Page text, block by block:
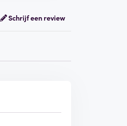
Schrijf een review